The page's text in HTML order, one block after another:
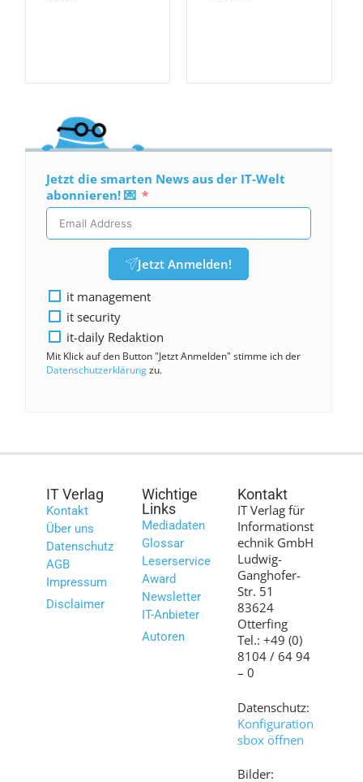
Jetzt die smarten News aus der IT-Welt
abonnieren! 💌
Jetzt Anmelden!
it management
it security
it-daily Redaktion
Mit Klick auf den Button "Jetzt Anmelden" stimme ich der
Datenschutzerklärungzu.
IT Verlag
Kontakt
Über uns
Datenschutz
AGB
Impressum
Disclaimer
Wichtige
Links
Mediadaten
Glossar
Leserservice
Award
Newsletter
IT-Anbieter
Autoren
Kontakt
IT Verlag für
Informationst
echnik GmbH
Ludwig-
Ganghofer-
Str. 51
83624
Otterfing
Tel.: +49 (0)
8104 / 64 94
– 0
Datenschutz:
Konfiguration
sbox öffnen
Bilder: